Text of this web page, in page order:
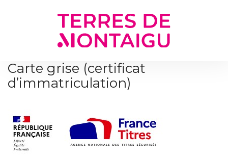
Carte grise (certificat
d’immatriculation)